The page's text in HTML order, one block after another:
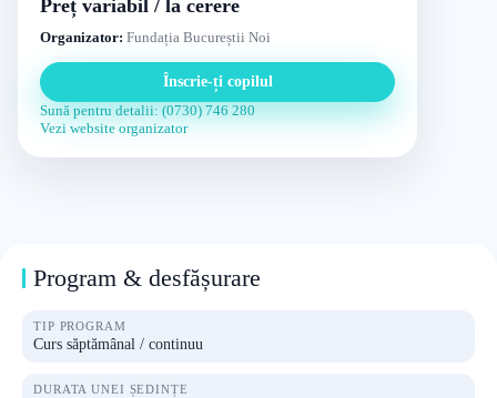
Preț variabil / la cerere
Organizator: Fundația Bucureștii Noi
Înscrie-ți copilul
Sună pentru detalii: (0730) 746 280
Vezi website organizator
Program & desfășurare
TIP PROGRAM
Curs săptămânal / continuu
DURATA UNEI ȘEDINȚE